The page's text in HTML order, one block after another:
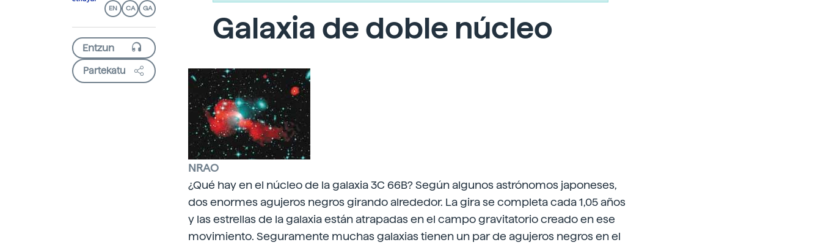
EN CA GA
Partekatu
Galaxia de doble núcleo
NRAO
¿Qué hay en el núcleo de la galaxia 3C 66B? Según algunos astrónomos japoneses,
dos enormes agujeros negros girando alrededor. La gira se completa cada 1,05 años
y las estrellas de la galaxia están atrapadas en el campo gravitatorio creado en ese
movimiento. Seguramente muchas galaxias tienen un par de agujeros negros en el